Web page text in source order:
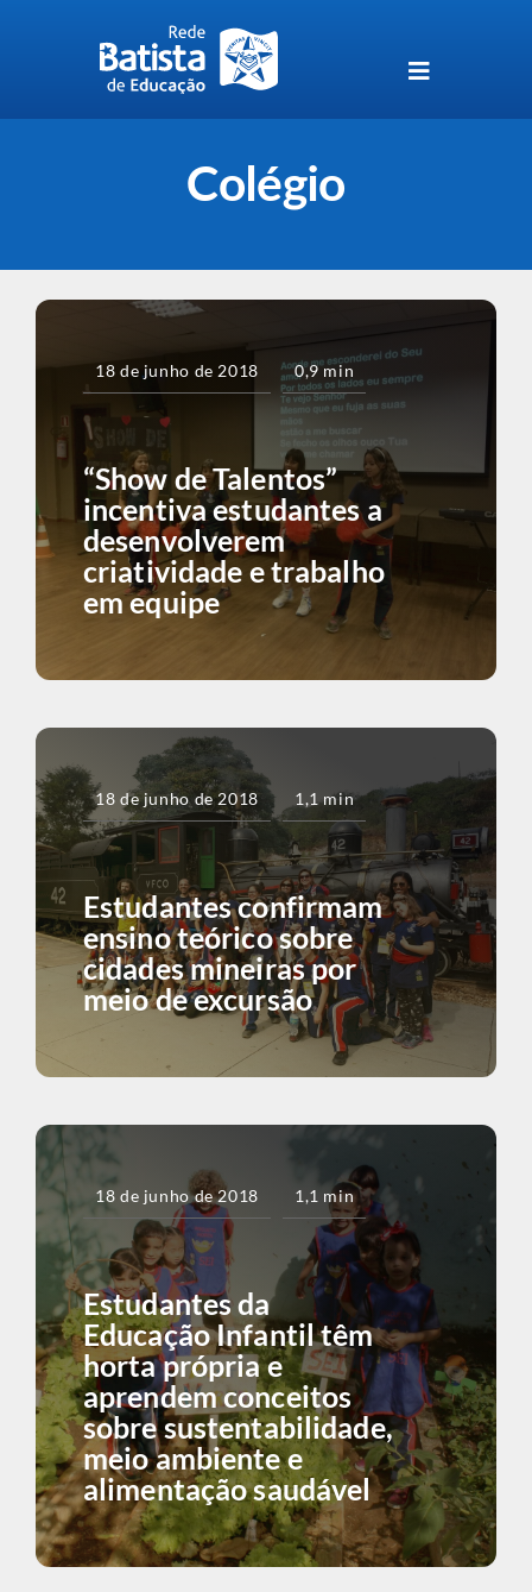
Toggle
Navigation
Perguntas Frequentes
Blog da Rede Batista
Colégio
18 de junho de 2018 0,9 min
“Show de Talentos”
incentiva estudantes a
desenvolverem
criatividade e trabalho
em equipe
18 de junho de 2018 1,1 min
Estudantes confirmam
ensino teórico sobre
cidades mineiras por
meio de excursão
18 de junho de 2018 1,1 min
Estudantes da
Educação Infantil têm
horta própria e
aprendem conceitos
sobre sustentabilidade,
meio ambiente e
alimentação saudável